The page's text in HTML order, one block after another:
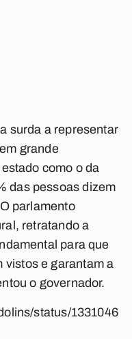
surda a representar
grande
como o da
das pessoas dizem
parlamento
retratando a
para que
vistos e garantam a
o governador.
status/1331046